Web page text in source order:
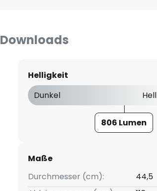
Downloads
Helligkeit
Dunkel
Hell
806 Lumen
Maße
Durchmesser (cm):
44,5